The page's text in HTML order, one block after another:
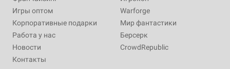
Игры оптом
Корпоративные подарки
Работа у нас
Новости
Контакты
Warforge
Мир фантастики
Берсерк
CrowdRepublic